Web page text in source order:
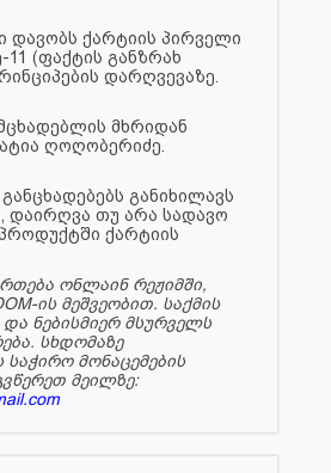
დავობს ქარტიის პირველი
11 (ფაქტის განზრახ
დარღვევაზე.
მხრიდან
ღოღობერიძე.
განიხილავს
დაირღვა თუ არა სადავო
ქარტიის
ონლაინ რეჟიმში,
ის მეშვეობით. საქმის
ნებისმიერ მსურველს
სხდომაზე
საჭირო მონაცემების
მეილზე: